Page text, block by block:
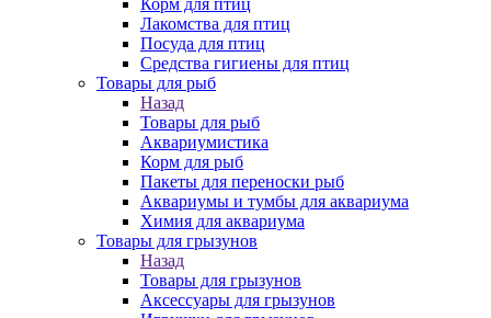
Корм для птиц
Лакомства для птиц
Посуда для птиц
Средства гигиены для птиц
Товары для рыб
Назад
Товары для рыб
Аквариумистика
Корм для рыб
Пакеты для переноски рыб
Аквариумы и тумбы для аквариума
Химия для аквариума
Товары для грызунов
Назад
Товары для грызунов
Аксессуары для грызунов